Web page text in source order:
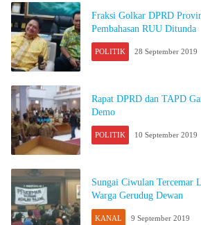
Fraksi Golkar DPRD
Pembahasan RUU Ditunda
POLITIK 28 September 2019
Rapat DPRD dan TAPD
Demo
POLITIK 10 September 2019
Sungai Ciwulan Tercemar
Warga Gerudug Dewan
KANAL 9 September 2019